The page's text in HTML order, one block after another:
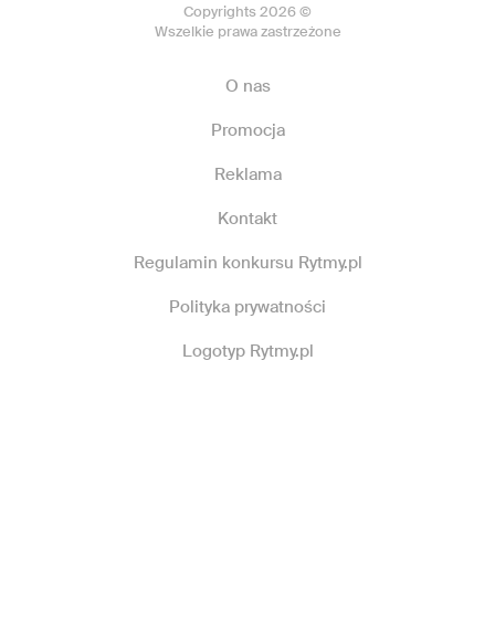
Copyrights 2026 ©
Wszelkie prawa zastrzeżone
O nas
Promocja
Reklama
Kontakt
Regulamin konkursu Rytmy.pl
Polityka prywatności
Logotyp Rytmy.pl